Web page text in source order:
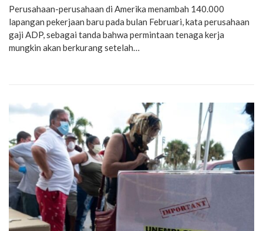
Perusahaan-perusahaan di Amerika menambah 140.000
lapangan pekerjaan baru pada bulan Februari, kata perusahaan
gaji ADP, sebagai tanda bahwa permintaan tenaga kerja
mungkin akan berkurang setelah…